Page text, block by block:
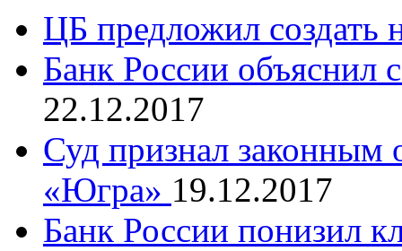
ЦБ предложил создать
Банк России объяснил
22.12.2017
Суд признал законным
«Югра» 19.12.2017
Банк России понизил